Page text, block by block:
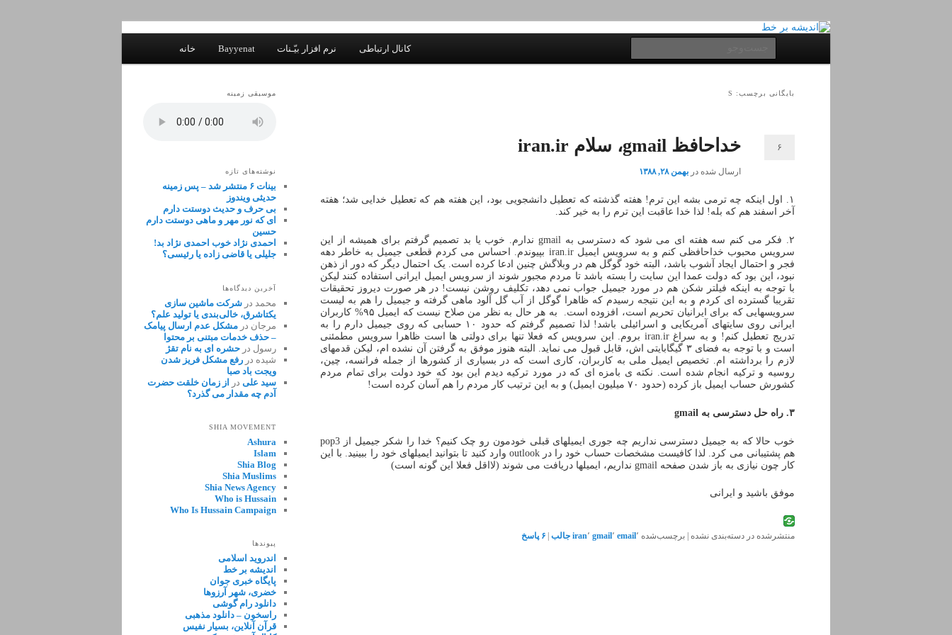
اندیشه بر خط
خانه Bayyenat نرم افزار بیّـنات کانال ارتباطی
بایگانی برچسب: S
خداحافظ gmail، سلام iran.ir
ارسال شده در بهمن ۲۸, ۱۳۸۸
۶
۱. اول اینکه چه ترمی بشه این ترم! هفته گذشته که تعطیل دانشجویی بود، این هفته هم که تعطیل خدایی شد؛ هفته
آخر اسفند هم که بله! لذا خدا عاقبت این ترم را به خیر کند.
۲. فکر می کنم سه هفته ای می شود که دسترسی به gmail ندارم. خوب یا بد تصمیم گرفتم برای همیشه از این
سرویس محبوب خداحافظی کنم و به سرویس ایمیل iran.ir بپیوندم. احساس می کردم قطعی جیمیل به خاطر دهه
فجر و احتمال ایجاد آشوب باشد، البته خود گوگل هم در وبلاگش چنین ادعا کرده است. یک احتمال دیگر که دور از ذهن
نبود، این بود که دولت عمدا این سایت را بسته باشد تا مردم مجبور شوند از سرویس ایمیل ایرانی استفاده کنند لیکن
با توجه به اینکه فیلتر شکن هم در مورد جیمیل جواب نمی دهد، تکلیف روشن نیست! در هر صورت دیروز تحقیقات
تقریبا گسترده ای کردم و به این نتیجه رسیدم که ظاهرا گوگل از آب گل آلود ماهی گرفته و جیمیل را هم به لیست
سرویسهایی که برای ایرانیان تحریم است، افزوده است. به هر حال به نظر من صلاح نیست که ایمیل ۹۵% کاربران
ایرانی روی سایتهای آمریکایی و اسرائیلی باشد! لذا تصمیم گرفتم که حدود ۱۰ حسابی که روی جیمیل دارم را به
تدریج تعطیل کنم! و به سراغ iran.ir بروم. این سرویس که فعلا تنها برای دولتی ها است ظاهرا سرویس مطمئنی
است و با توجه به فضای ۳ گیگابایتی اش، قابل قبول می نماید. البته هنوز موفق به گرفتن آن نشده ام، لیکن قدمهای
لازم را برداشته ام. تخصیص ایمیل ملی به کاربران، کاری است که در بسیاری از کشورها از جمله فرانسه، چین،
روسیه و ترکیه انجام شده است. نکته ی بامزه ای که در مورد ترکیه دیدم این بود که خود دولت برای تمام مردم
کشورش حساب ایمیل باز کرده (حدود ۷۰ میلیون ایمیل) و به این ترتیب کار مردم را هم آسان کرده است!
۳. راه حل دسترسی به gmail
خوب حالا که به جیمیل دسترسی نداریم چه جوری ایمیلهای قبلی خودمون رو چک کنیم؟ خدا را شکر جیمیل از pop3
هم پشتیبانی می کرد. لذا کافیست مشخصات حساب خود را در outlook وارد کنید تا بتوانید ایمیلهای خود را ببینید. با این
کار چون نیازی به باز شدن صفحه gmail نداریم، ایمیلها دریافت می شوند (لااقل فعلا این گونه است)
موفق باشید و ایرانی
منتشرشده در دسته‌بندی نشده برچسب‌شده email٬ gmail٬ iran٬ جالب ۶ پاسخ
موسیقی زمینه
نوشته‌های تازه
بینات ۶ منتشر شد – پس زمینه
حدیثی ویندوز
بی حرف و حدیث دوستت دارم
ای که نور مهر و ماهی دوستت دارم
حسین
احمدی نژاد خوب احمدی نژاد بد!
جلیلی یا قاضی زاده یا رئیسی؟
آخرین دیدگاه‌ها
محمد در شرکت ماشین سازی
یکتاشرق، خالی‌بندی یا تولید علم؟
مرجان در مشکل عدم ارسال پیامک
– حذف خدمات مبتنی بر محتوا
رسول در حشره ای به نام تقژ
شیده در رفع مشکل فریز شدن
ویجت باد صبا
سید علی در از زمان خلقت حضرت
آدم چه مقدار می گذرد؟
SHIA MOVEMENT
Ashura
Islam
Shia Blog
Shia Muslims
Shia News Agency
Who is Hussain
Who Is Hussain Campaign
پیوندها
اندروید اسلامی
اندیشه بر خط
پایگاه خبری جوان
خضری، شهر آرزوها
دانلود رام گوشی
راسخون – دانلود مذهبی
قرآن آنلاین، بسیار نفیس